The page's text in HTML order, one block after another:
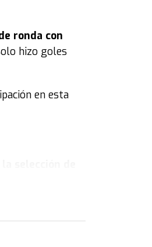
ronda con
hizo goles
en esta
Bielsa
el